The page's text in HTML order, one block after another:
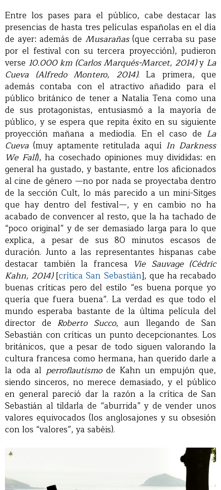
Entre los pases para el público, cabe destacar las
presencias de hasta tres películas españolas en el día
de ayer: además de Musarañas(que cerraba su pase
por el festival con su tercera proyección), pudieron
verse 10.000 km (Carlos Marqués-Marcet, 2014)y La
Cueva (Alfredo Montero, 2014). La primera, que
además contaba con el atractivo añadido para el
público británico de tener a Natalia Tena como una
de sus protagonistas, entusiasmó a la mayoría de
público, y se espera que repita éxito en su siguiente
proyección mañana a mediodía. En el caso de La
Cueva (muy aptamente retitulada aquí In Darkness
We Fall), ha cosechado opiniones muy divididas: en
general ha gustado, y bastante, entre los aficionados
al cine de género —no por nada se proyectaba dentro
de la sección Cult, lo más parecido a un mini-Sitges
que hay dentro del festival—, y en cambio no ha
acabado de convencer al resto, que la ha tachado de
“poco original” y de ser demasiado larga para lo que
explica, a pesar de sus 80 minutos escasos de
duración. Junto a las representantes hispanas cabe
destacar también la francesa Vie Sauvage (Cédric
Kahn, 2014)[crítica San Sebastián], que ha recabado
buenas críticas pero del estilo “es buena porque yo
quería que fuera buena”. La verdad es que todo el
mundo esperaba bastante de la última película del
director de Roberto Succo, aun llegando de San
Sebastián con críticas un punto decepcionantes. Los
británicos, que a pesar de todo siguen valorando la
cultura francesa como hermana, han querido darle a
la oda al perroflautismode Kahn un empujón que,
siendo sinceros, no merece demasiado, y el público
en general pareció dar la razón a la crítica de San
Sebastián al tildarla de “aburrida” y de vender unos
valores equivocados (los anglosajones y su obsesión
con los “valores”, ya sabéis).